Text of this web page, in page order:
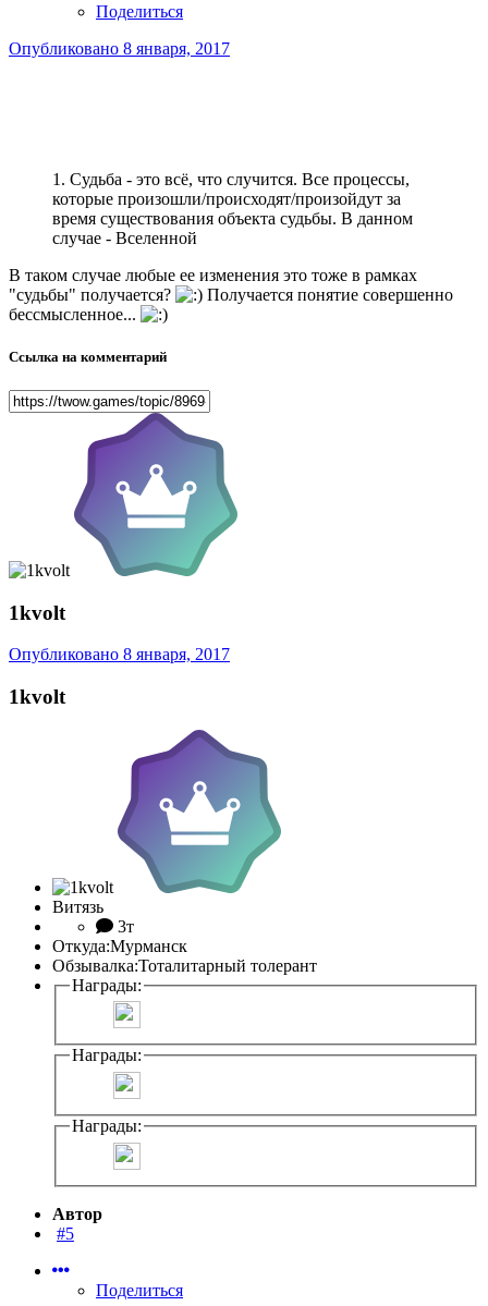
Поделиться
Опубликовано 8 января, 2017
1. Судьба - это всё, что случится. Все процессы,
которые произошли/происходят/произойдут за
время существования объекта судьбы. В данном
случае - Вселенной
В таком случае любые ее изменения это тоже в рамках
"судьбы" получается?
Получается понятие совершенно
бессмысленное...
Ссылка на комментарий
1kvolt
Опубликовано 8 января, 2017
1kvolt
Витязь
3т
Откуда:Мурманск
Обзывалка:Тоталитарный толерант
Награды:
Награды:
Награды:
Автор
#5
Поделиться